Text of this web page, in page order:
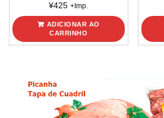
¥425 +Imp.
ADICIONAR AO
CARRINHO